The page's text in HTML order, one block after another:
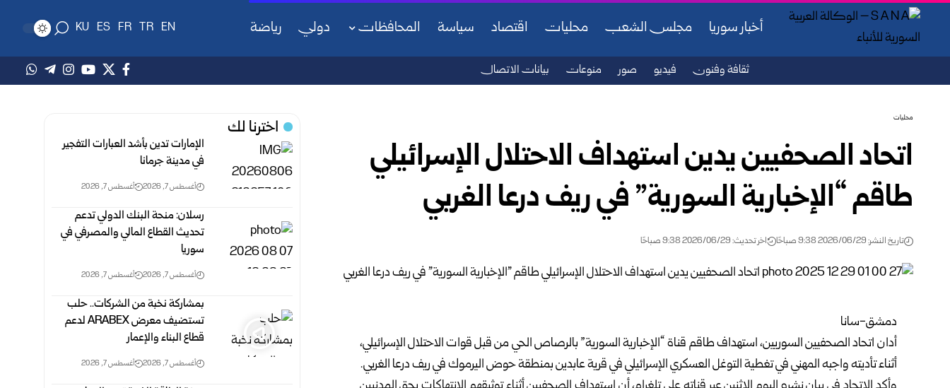
أخبار سوريا مجلس الشعب محليات اقتصاد سياسة المحافظات دولي رياضة EN
TR
FR
ES
KU
ثقافة وفنون فيديو صور منوعات بيانات الاتصال
محليات
اتحاد الصحفيين يدين استهداف الاحتلال الإسرائيلي
طاقم “الإخبارية السورية” في ريف درعا الغربي
تاريخ النشر: 2026/06/29 9:38 صباحًا اخر تحديث: 2026/06/29 9:38 صباحًا
دمشق-سانا
أدان اتحاد الصحفيين السوريين، استهداف طاقم قناة “الإخبارية السورية” بالرصاص الحي من قبل قوات الاحتلال الإسرائيلي،
أثناء تأديته واجبه المهني في تغطية التوغل العسكري الإسرائيلي في قرية عابدين بمنطقة حوض اليرموك في ريفدرعا الغربي.
اخترنا لك
الإمارات تدين بأشد العبارات التفجير
في مدينة جرمانا
أغسطس 7, 2026 أغسطس 7, 2026
رسلان: منحة البنك الدولي تدعم
تحديث القطاع المالي والمصرفي في
سوريا
أغسطس 7, 2026 أغسطس 7, 2026
بمشاركة نخبة من الشركات.. حلب
تستضيف معرض ARABEX لدعم
قطاع البناء والإعمار
أغسطس 7, 2026 أغسطس 7, 2026